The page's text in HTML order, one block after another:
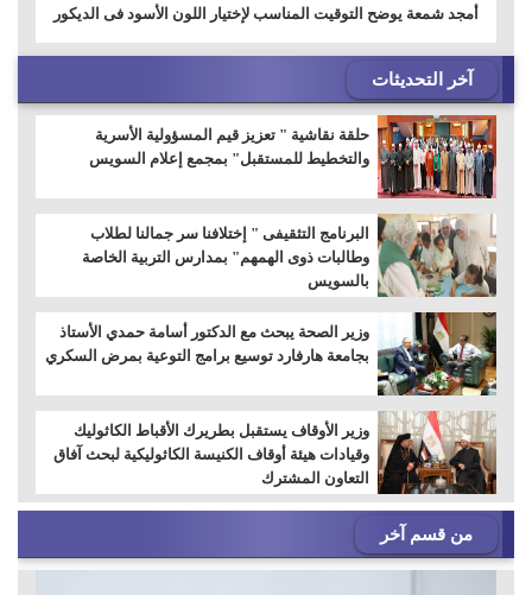
أمجد شمعة يوضح التوقيت المناسب لإختيار اللون الأسود فى الديكور
آخر التحديثات
حلقة نقاشية " تعزيز قيم المسؤولية الأسرية
والتخطيط للمستقبل" بمجمع إعلام السويس
البرنامج التثقيفى " إختلافنا سر جمالنا لطلاب
وطالبات ذوى الهمهم" بمدارس التربية الخاصة
بالسويس
وزير الصحة يبحث مع الدكتور أسامة حمدي الأستاذ
بجامعة هارفارد توسيع برامج التوعية بمرض السكري
وزير الأوقاف يستقبل بطريرك الأقباط الكاثوليك
وقيادات هيئة أوقاف الكنيسة الكاثوليكية لبحث آفاق
التعاون المشترك
من قسم آخر